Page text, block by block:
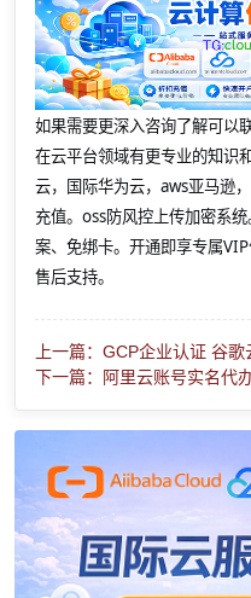
如果需要更深入咨询了解可以
在云平台领域有更专业的知识
云，国际华为云，aws亚马逊
充值。oss防风控上传加密系
案、免绑卡。开通即享专属
售后支持。
上一篇：GCP企业认证 谷
下一篇：阿里云账号实名代